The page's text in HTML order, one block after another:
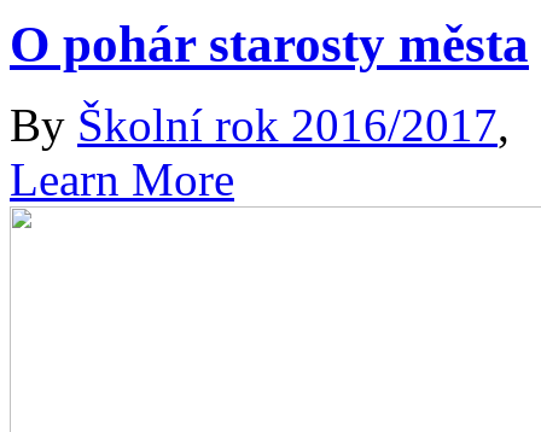
O pohár starosty města
By Školní rok 2016/2017,
Learn More